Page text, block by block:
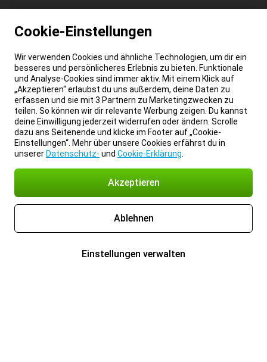
Cookie-Einstellungen
Wir verwenden Cookies und ähnliche Technologien, um dir ein
besseres und persönlicheres Erlebnis zu bieten. Funktionale
und Analyse-Cookies sind immer aktiv. Mit einem Klick auf
„Akzeptieren“ erlaubst du uns außerdem, deine Daten zu
erfassen und sie mit 3 Partnern zu Marketingzwecken zu
teilen. So können wir dir relevante Werbung zeigen. Du kannst
deine Einwilligung jederzeit widerrufen oder ändern. Scrolle
dazu ans Seitenende und klicke im Footer auf „Cookie-
Einstellungen“. Mehr über unsere Cookies erfährst du in
unserer Datenschutz- und Cookie-Erklärung
Akzeptieren
Ablehnen
Einstellungen verwalten